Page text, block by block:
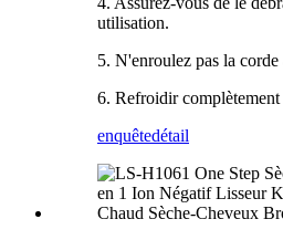
utilisation.
5. N'enroulez pas la
6. Refroidir complètement
enquêtedétail